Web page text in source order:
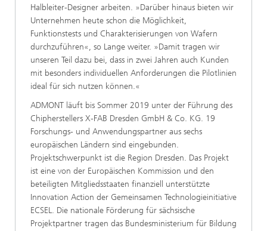
Halbleiter-Designer arbeiten. »Darüber hinaus bieten wir
Unternehmen heute schon die Möglichkeit,
Funktionstests und Charakterisierungen von Wafern
durchzuführen«, so Lange weiter. »Damit tragen wir
unseren Teil dazu bei, dass in zwei Jahren auch Kunden
mit besonders individuellen Anforderungen die Pilotlinien
ideal für sich nutzen können.«
ADMONT läuft bis Sommer 2019 unter der Führung des
Chipherstellers X-FAB Dresden GmbH & Co. KG. 19
Forschungs- und Anwendungspartner aus sechs
europäischen Ländern sind eingebunden.
Projektschwerpunkt ist die Region Dresden. Das Projekt
ist eine von der Europäischen Kommission und den
beteiligten Mitgliedsstaaten finanziell unterstützte
Innovation Action der Gemeinsamen Technologieinitiative
ECSEL. Die nationale Förderung für sächsische
Projektpartner tragen das Bundesministerium für Bildung